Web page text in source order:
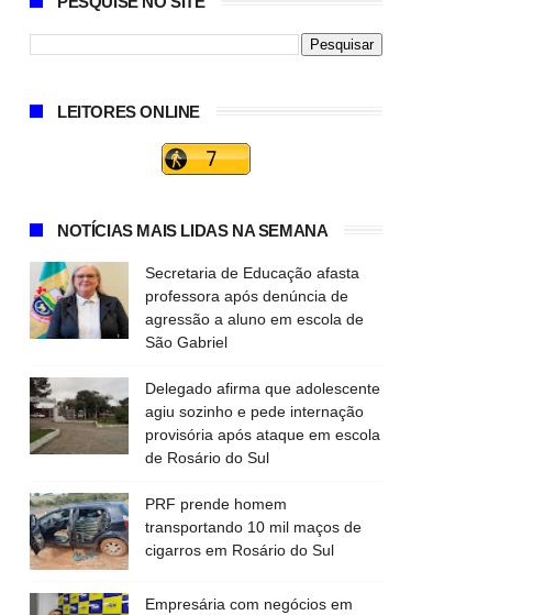
LEITORES ONLINE
NOTÍCIAS MAIS LIDAS NA SEMANA
Secretaria de Educação afasta
professora após denúncia de
agressão a aluno em escola de
São Gabriel
Delegado afirma que adolescente
agiu sozinho e pede internação
provisória após ataque em escola
de Rosário do Sul
PRF prende homem
transportando 10 mil maços de
cigarros em Rosário do Sul
Empresária com negócios em